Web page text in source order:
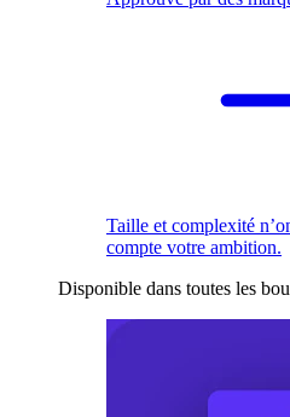
Taille et complexité
compte votre ambition.
Disponible dans toutes les